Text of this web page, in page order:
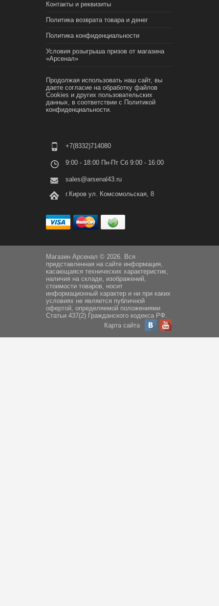
Контакты и реквизиты
Политика возврата товара и денег
Политика конфиденциальности
Условия розыгрыша призов от магазина
«Арсенал»
Продолжая использовать наш сайт, вы
даете согласие на обработку файлов
Cookies и других пользовательских
данных, в соответствии с Политикой
конфиденциальности.
+7(8332)714080
9:00 - 18:00 Пн-Пт Сб 9:00 - 16:00
sales@arsenal43.ru
г.Киров ул. Комсомольская, 8
Магазин Арсенал © 2026. Вся
представленная на сайте информация,
касающаяся технических характеристик,
наличия на складе, изображений,
стоимости товаров, носит
информационный характер и ни при каких
условиях не является публичной
офертой, определяемой положениями
Статьи 437(2) Гражданского кодекса РФ.
Карта сайта